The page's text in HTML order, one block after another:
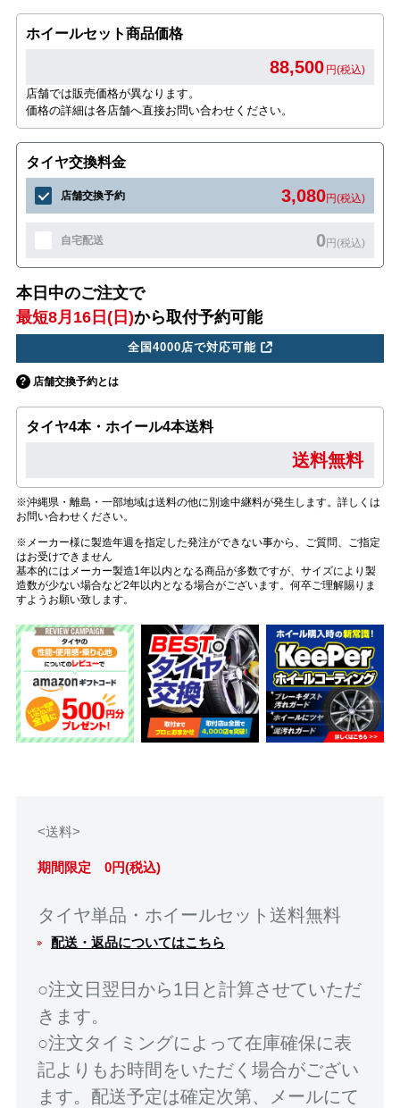
ホイールセット商品価格
88,500 円(税込)
店舗では販売価格が異なります。
価格の詳細は各店舗へ直接お問い合わせください。
タイヤ交換料金
店舗交換予約 3,080円(税込)
自宅配送 0円(税込)
本日中のご注文で
最短8月16日(日)から取付予約可能
全国4000店で対応可能
店舗交換予約とは
タイヤ4本・ホイール4本送料
送料無料
※沖縄県・離島・一部地域は送料の他に別途中継料が発生します。詳しくは
お問い合わせください。
※メーカー様に製造年週を指定した発注ができない事から、ご質問、ご指定
はお受けできません
基本的にはメーカー製造1年以内となる商品が多数ですが、サイズにより製
造数が少ない場合など2年以内となる場合がございます。何卒ご理解賜りま
すようお願い致します。
<送料>
期間限定 0円(税込)
タイヤ単品・ホイールセット送料無料
配送・返品についてはこちら
○注文日翌日から1日と計算させていただ
きます。
○注文タイミングによって在庫確保に表
記よりもお時間をいただく場合がござい
ます。配送予定は確定次第、メールにて